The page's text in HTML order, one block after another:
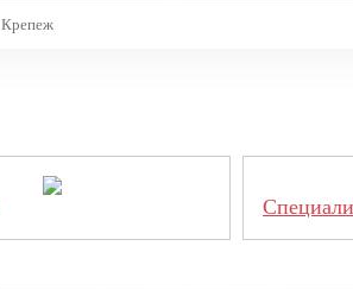
Крепеж